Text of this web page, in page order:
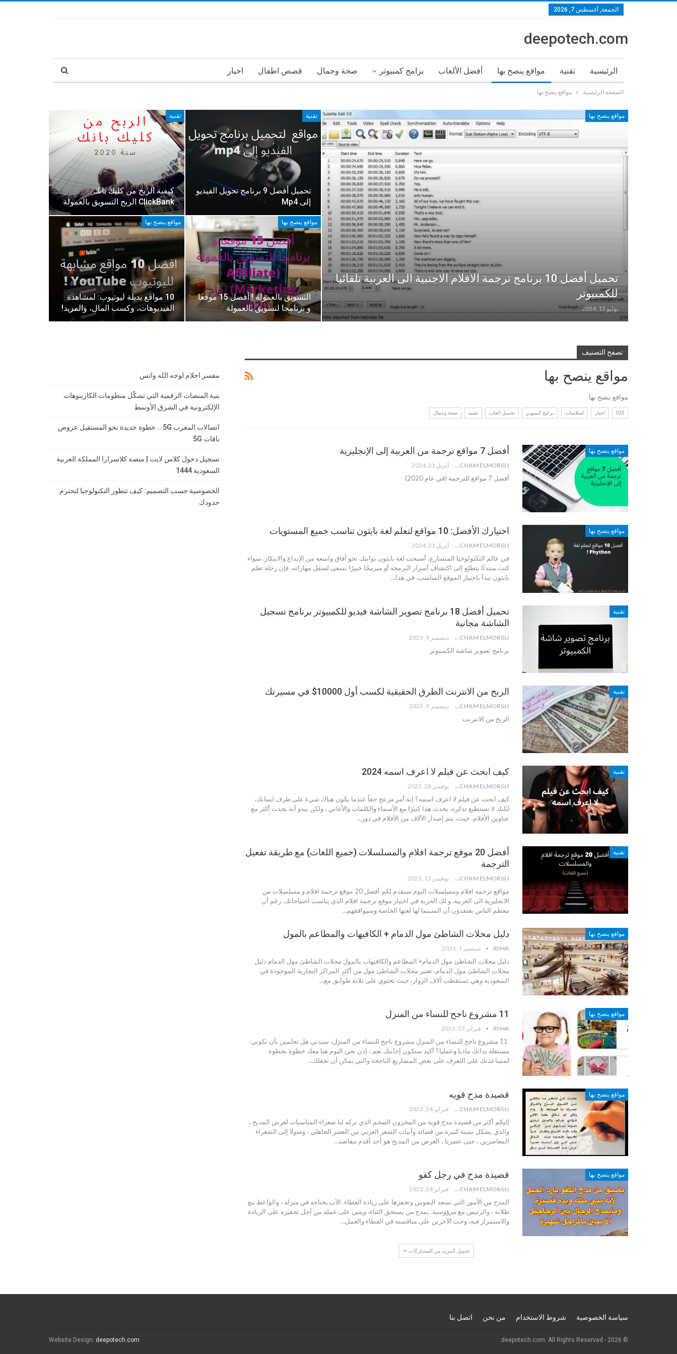
الجمعة, أغسطس 7, 2026
deepotech.com
الرئيسية تقنية مواقع ينصح بها أفضل الألعاب برامج كمبيوتر صحة وجمال قصص اطفال اخبار
الصفحة الرئيسية مواقع ينصح بها
مواقع ينصح بها
تحميل أفضل 10 برنامج ترجمة الافلام الاجنبية الى العربية تلقائيا
للكمبيوتر
يوليو 13, 2024
تقنية
تحميل أفضل 9 برنامج تحويل الفيديو
إلى Mp4
تقنية
كيف‏ية الربح من كليك بانك
ClickBank الربح التسويق بالعمولة
مواقع ينصح بها
التسويق بالعمولة ! أفضل 15 موقعا
و برنامجا لتسويق بالعمولة
مواقع ينصح بها
10 مواقع بديلة ليوتيوب: لمشاهدة
الفيديوهات، وكسب المال، والمزيد!
تصفح التصنيف
مواقع ينصح بها
مواقع ينصح بها
IOS اخبار اسلاميات برامج كمبيوتر تحميل العاب تقنية صحة وجمال
مواقع ينصح بها أفضل 7 مواقع ترجمة من العربية إلى الإنجليزية
HICHAM ELMORSLI أبريل 21, 2024
أفضل 7 مواقع للترجمة (في عام 2020)
مواقع ينصح بها اختيارك الأفضل: 10 مواقع لتعلم لغة بايثون تناسب جميع المستويات
HICHAM ELMORSLI أبريل 21, 2024
في عالم التكنولوجيا المتسارع، أصبحت لغة بايثون بوابتك نحو آفاق واسعة من الإبداع والابتكار. سواء
كنت مبتدئًا يتطلع إلى اكتشاف أسرار البرمجة أو مبرمجًا خبيرًا يسعى لصقل مهاراته، فإن رحلة تعلم
بايثون تبدأ باختيار الموقع المناسب.في هذا…
تقنية
تحميل أفضل 18 برنامج تصوير الشاشة فيديو للكمبيوتر برنامج تسجيل
الشاشة مجانية
HICHAM ELMORSLI ديسمبر 9, 2023
برنامج تصوير شاشة الكمبيوتر
تقنية الربح من الانترنت الطرق الحقيقية لكسب أول 10000$ في مسيرتك
HICHAM ELMORSLI ديسمبر 9, 2023
الربح من الانترنت
تقنية كيف ابحث عن فيلم لا اعرف اسمه 2024
HICHAM ELMORSLI نوفمبر 28, 2023
كيف ابحث عن فيلم لا اعرف اسمه؟ إنه أمر مزعج حقاً عندما يكون هناك شيء على طرف لسانك،
لكنك لا تستطيع تذكره. يحدث هذا كثيرًا مع الأسماء والكلمات والأغاني ، ولكن يبدو أنه يحدث أكثر مع
عناوين الأفلام. حيث، يتم إصدار الآلاف من الأفلام في دور …
تقنية
أفضل 20 موقع ترجمة افلام والمسلسلات (جميع اللغات)‏ مع طريقة تفعيل
الترجمة
HICHAM ELMORSLI نوفمبر 13, 2023
مواقع ترجمة افلام ومسلسلات
اليوم سنقدم لكم أفضل 20 موقع ترجمة افلام و مسلسلات من
الانجليزية الى العربية. و لك الحرية في اختيار موقع ترجمة افلام الذي يناسب احتياجاتك. رغم أن
معظم الناس يعتقدون أن السينما لها لغتها الخاصة وسيوافقهم…
مواقع ينصح بها دليل محلات الشاطئ مول الدمام + الكافيهات والمطاعم بالمول
RIMA سبتمبر 1, 2023
دليل محلات الشاطئ مول الدمام+ المطاعم والكافيهات بالمول محلات الشاطئ مول الدمام دليل
محلات الشاطئ مول الدمام، تعتبر محلات الشاطئ مول من أكثر المراكز التجارية الموجودة في
السعودية وهي تستقطب آلاف الزوار، حيث تحتوي على ثلاثة طوابق مع…
مواقع ينصح بها 11 مشروع ناجح للنساء من المنزل
RIMA فبراير 25, 2023
11 مشروع ناجح للنساء من المنزل مشروع ناجح للنساء من المنزل، سيدتي هل تحلمين بأن تكوني
مستقلة بذاتك ماديا وعمليا؟ أكيد ستكون إجابتك نعم ، إذن نحن اليوم هنا معك خطوة بخطوة
لمساعدتك على التعرف على بعض المشاريع الناجحة والتي يمكن أن تجعلك…
مواقع ينصح بها قصيدة مدح قويه
HICHAM ELMORSLI فبراير 24, 2023
إليكم أكثر من قصيدة مدح قوية من المخزون الضخم الذي تركه لنا شعراء المناسبات لغرض المديح ،
والذي يشكل نسبة كبيرة من قصائد وأبيات الشعر العربي من العصر الجاهلي ، وصولا إلى الشعراء
المعاصرين ، حتى عصرنا ، الغرض من المديح هو أحد أقدم مقاصد…
مواقع ينصح بها قصيدة مدح في رجل كفو
HICHAM ELMORSLI فبراير 24, 2023
المدح من الأمور التي تسعد النفوس وتحفزها على زيادة العطاء. الأب يحتاجه في منزله ، والواعظ مع
طلابه ، والرئيس مع مرؤوسيه. يمدح من يستحق الثناء، ويثني على عمله من أجل تحفيزه على الزيادة
والاستمرار فيه، وحث الآخرين على منافسته في العطاء والعمل…
تحميل المزيد من المشاركات
مفسر احلام لوجه الله واتس
بنية المنصات الرقمية التي تشكّل منظومات الكازينوهات
الإلكترونية في الشرق الأوسط
اتصالات المغرب 5G .. خطوة جديدة نحو المستقبل عروض
باقات 5G
تسجيل دخول كلاس لايت | منصة كلاسرارا المملكة العربية
السعودية 1444
الخصوصية حسب التصميم: كيف تتطور التكنولوجيا لتحترم
حدودك
سياسة الخصوصية شروط الاستخدام من نحن اتصل بنا
© 2026 - deepotech.com. All Rights Reserved.
Website Design: deepotech.com